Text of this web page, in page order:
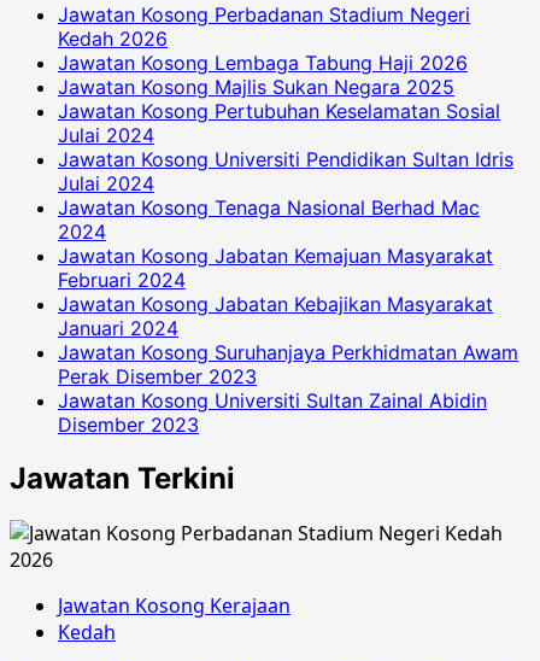
Jawatan Kosong Perbadanan Stadium Negeri
Kedah 2026
Jawatan Kosong Lembaga Tabung Haji 2026
Jawatan Kosong Majlis Sukan Negara 2025
Jawatan Kosong Pertubuhan Keselamatan Sosial
Julai 2024
Jawatan Kosong Universiti Pendidikan Sultan Idris
Julai 2024
Jawatan Kosong Tenaga Nasional Berhad Mac
2024
Jawatan Kosong Jabatan Kemajuan Masyarakat
Februari 2024
Jawatan Kosong Jabatan Kebajikan Masyarakat
Januari 2024
Jawatan Kosong Suruhanjaya Perkhidmatan Awam
Perak Disember 2023
Jawatan Kosong Universiti Sultan Zainal Abidin
Disember 2023
Jawatan Terkini
Jawatan Kosong Kerajaan
Kedah